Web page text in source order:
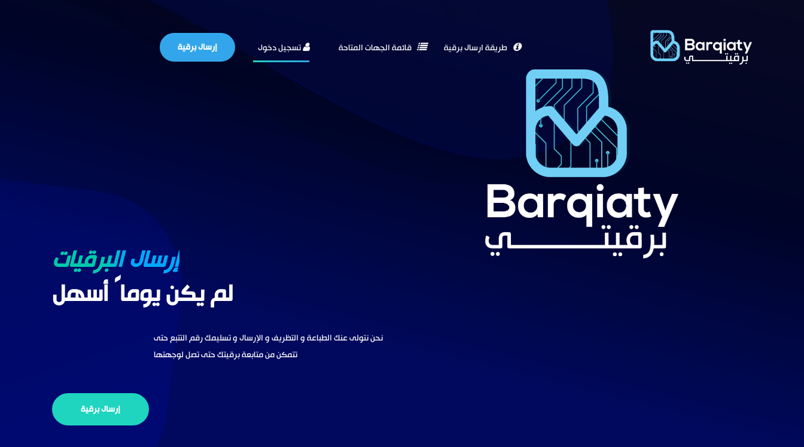
طريقة ارسال برقية قائمة الجهات المتاحة تسجيل دخول إرسال برقية
إرسال البرقيات
لم يكن يوما ً أسهل
نحن نتولى عنك الطباعة و التظريف و الإرسالو تسليمك رقم التتبع حتى
تتمكن من متابعة برقيتك حتى تصل لوجهتها
إرسال برقية